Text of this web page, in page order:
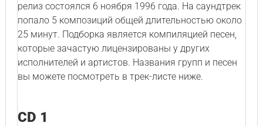
релиз состоялся 6 ноября 1996 года. На саундтрек
попало 5 композиций общей длительностью около
25 минут. Подборка является компиляцией песен,
которые зачастую лицензированы у других
исполнителей и артистов. Названия групп и песен
вы можете посмотреть в трек-листе ниже.
CD 1